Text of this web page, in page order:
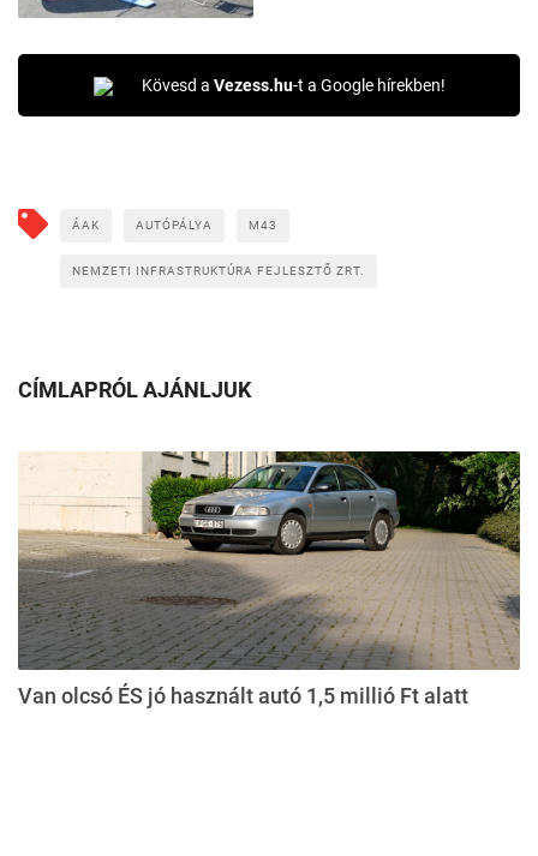
Kövesd a Vezess.hu-t a Google hírekben!
ÁAK AUTÓPÁLYA M43
NEMZETI INFRASTRUKTÚRA FEJLESZTŐ ZRT.
CÍMLAPRÓL AJÁNLJUK
Van olcsó ÉS jó használt autó 1,5 millió Ft alatt